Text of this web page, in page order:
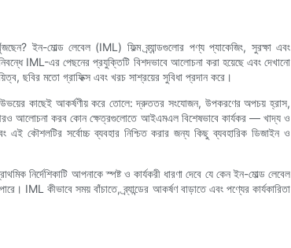
ইন-মোল্ড লেবেল (IML) ফিল্ম ব্র্যান্ডগুলোর পণ্য প্যাকেজিং, সুরক্ষা এবং
IML-এর পেছনের প্রযুক্তিটি বিশদভাবে আলোচনা করা হয়েছে এবং দেখানো
ছবির মতো গ্রাফিক্স এবং খরচ সাশ্রয়ের সুবিধা প্রদান করে।
উভয়ের কাছেই আকর্ষণীয় করে তোলে: দ্রুততর সংযোজন, উপকরণের অপচয় হ্রাস,
আলোচনা করব কোন ক্ষেত্রগুলোতে আইএমএল বিশেষভাবে কার্যকর — খাদ্য ও
এই কৌশলটির সর্বোচ্চ ব্যবহার নিশ্চিত করার জন্য কিছু ব্যবহারিক ডিজাইন ও
নির্দেশিকাটি আপনাকে স্পষ্ট ও কার্যকরী ধারণা দেবে যে কেন ইন-মোল্ড লেবেল
কীভাবে সময় বাঁচাতে, ব্র্যান্ডের আকর্ষণ বাড়াতে এবং পণ্যের কার্যকারিতা